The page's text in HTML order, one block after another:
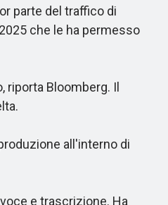
parte del traffico di
che le ha permesso
Bloomberg. Il
all'interno di
e trascrizione. Ha